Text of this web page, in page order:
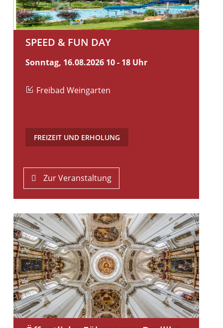
SPEED & FUN DAY
Sonntag, 16.08.2026 10 - 18 Uhr
Freibad Weingarten
FREIZEIT UND ERHOLUNG
Zur Veranstaltung